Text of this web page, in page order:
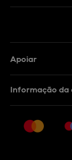
Apoiar
Rescindir o
Informação da
Carreiras